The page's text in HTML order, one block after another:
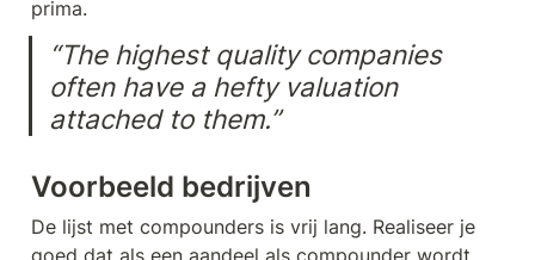
prima.
“The highest quality companies
often have a hefty valuation
attached to them.”
Voorbeeld bedrijven
De lijst met compounders is vrij lang. Realiseer je